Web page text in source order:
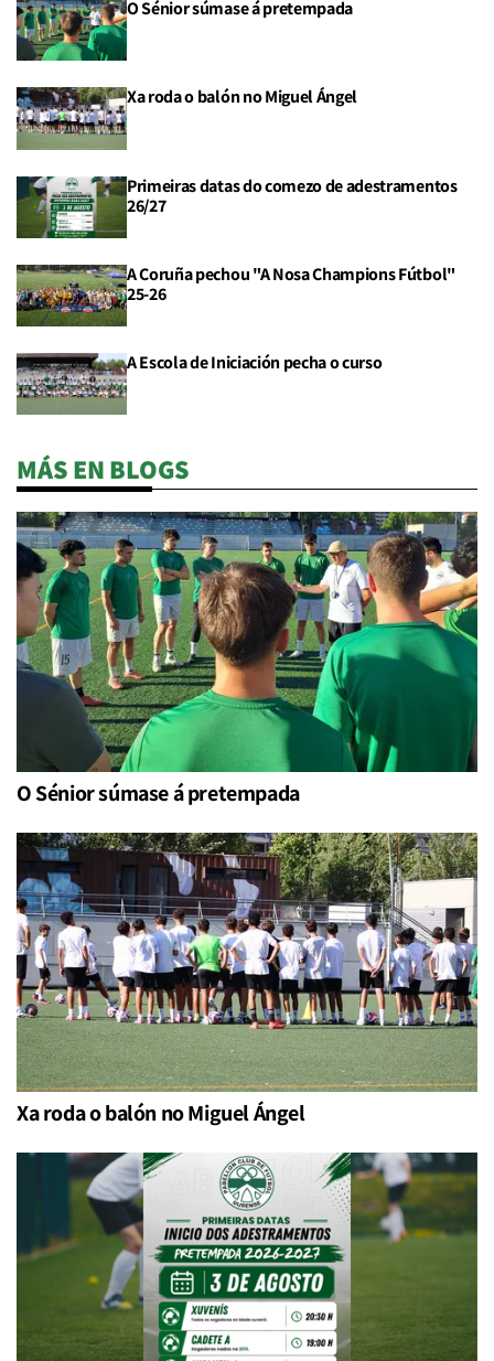
O Sénior súmase á pretempada
Xa roda o balón no Miguel Ángel
Primeiras datas do comezo de adestramentos
26/27
A Coruña pechou "A Nosa Champions Fútbol"
25-26
A Escola de Iniciación pecha o curso
MÁS EN BLOGS
O Sénior súmase á pretempada
Xa roda o balón no Miguel Ángel